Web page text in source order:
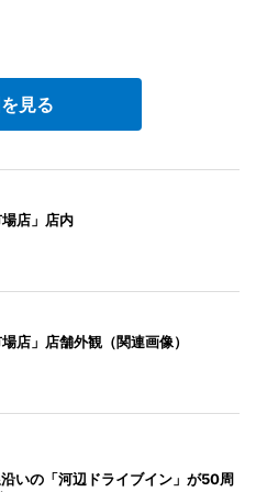
見る
場店」店内
店」店舗外観（関連画像）
いの「河辺ドライブイン」が50周